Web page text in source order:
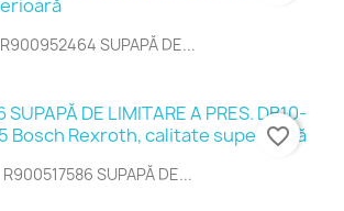
R900952464 SUPAPĂ DE...
R900517586 SUPAPĂ DE...
favorite_border